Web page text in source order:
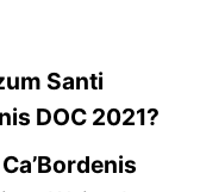
Santi
DOC 2021?